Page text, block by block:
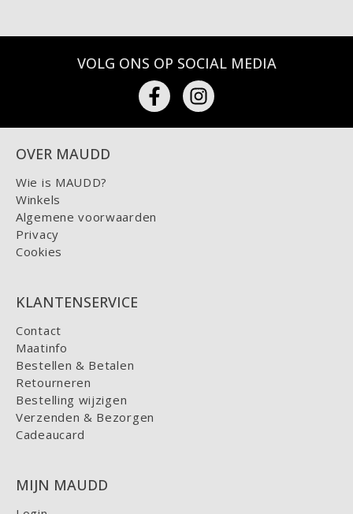
VOLG ONS OP SOCIAL MEDIA
OVER MAUDD
Wie is MAUDD?
Winkels
Algemene voorwaarden
Privacy
Cookies
KLANTENSERVICE
Contact
Maatinfo
Bestellen & Betalen
Retourneren
Bestelling wijzigen
Verzenden & Bezorgen
Cadeaucard
MIJN MAUDD